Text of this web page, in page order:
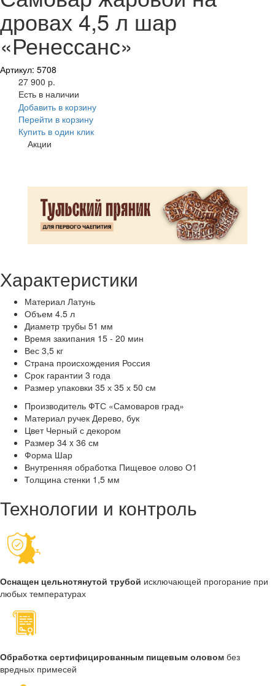
дровах 4,5 л шар
«Ренессанс»
Артикул: 5708
27 900 р.
Есть в наличии
Добавить в корзину
Перейти в корзину
Купить в один клик
Акции
Характеристики
Материал Латунь
Объем 4.5 л
Диаметр трубы 51 мм
Время закипания 15 - 20 мин
Вес 3,5 кг
Страна происхождения Россия
Срок гарантии 3 года
Размер упаковки 35 х 35 х 50 см
Производитель ФТС «Самоваров град»
Материал ручек Дерево, бук
Цвет Черный с декором
Размер 34 x 36 см
Форма Шар
Внутренняя обработка Пищевое олово О1
Толщина стенки 1,5 мм
Технологии и контроль
Оснащен цельнотянутой трубой исключающей прогорание при
любых температурах
Обработка сертифицированным пищевым оловом без
вредных примесей